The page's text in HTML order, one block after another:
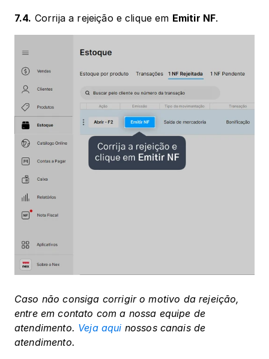
7.4. Corrija a rejeição e clique em Emitir NF.
Caso não consiga corrigir o motivo da rejeição,
entre em contato com a nossa equipe de
atendimento. Veja aqui nossos canais de
atendimento.